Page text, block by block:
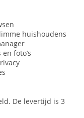
huishoudens
foto’s
De levertijd is 3